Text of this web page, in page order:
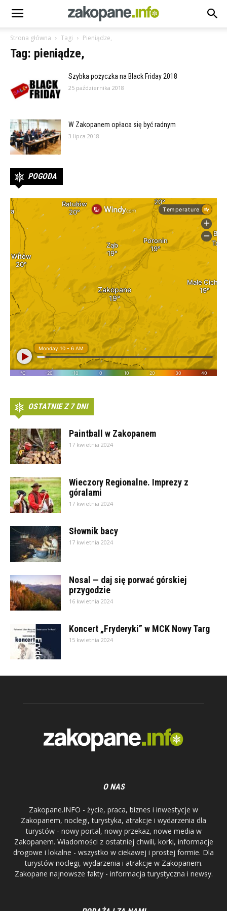
Strona główna Tagi Pieniądze,
Tag: pieniądze,
Szybka pożyczka na Black Friday 2018
25 października 2018
W Zakopanem opłaca się być radnym
3 lipca 2018
POGODA
OSTATNIE Z 7 DNI
Paintball w Zakopanem
17 kwietnia 2024
Wieczory Regionalne. Imprezy z
góralami
17 kwietnia 2024
Słownik bacy
17 kwietnia 2024
Nosal — daj się porwać górskiej
przygodzie
16 kwietnia 2024
Koncert „Fryderyki” w MCK Nowy Targ
15 kwietnia 2024
O NAS
Zakopane.INFO - życie, praca, biznes i inwestycje w
Zakopanem, noclegi, turystyka, atrakcje i wydarzenia dla
turystów - nowy portal, nowy przekaz, nowe media w
Zakopanem. Wiadomości z ostatniej chwili, korki, informacje
drogowe i lokalne - wszystko w ciekawej i prostej formie. Dla
turystów noclegi, wydarzenia i atrakcje w Zakopanem.
Zakopane najnowsze fakty - informacja turystyczna i newsy.